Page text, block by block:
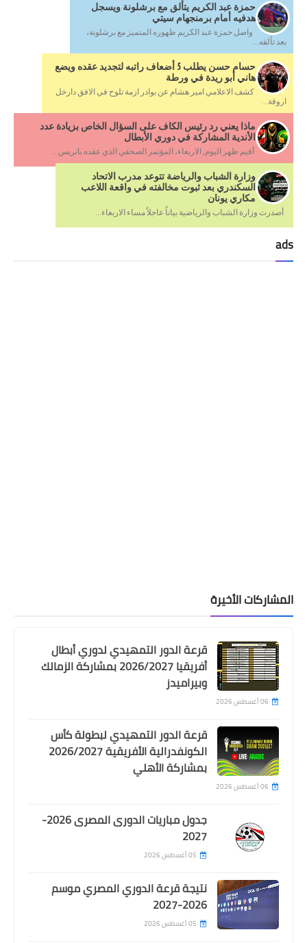
حمزة عبد الكريم يتألق مع برشلونة ويسجل
هدفيه أمام برمنجهام سيتي
واصل حمزة عبد الكريم ظهوره المتميز مع برشلونة،
بعد تألقه...
حسام حسن يطلب 5 أضعاف راتبه لتجديد عقده ويضع
هاني أبو ريدة في ورطة
كشف الاعلامي امير هشام عن بوادر ازمة تلوح في الافق دارخل
اروقة...
ماذا يعني رد رئيس الكاف على السؤال الخاص بزيادة عدد
الأندية المشاركة في دوري الأبطال
أقيم ظهر اليوم, الاربعاء، المؤتمر الصحفي الذي عقده باتريس...
وزارة الشباب والرياضة تتوعد مدرب الاتحاد
السكندري بعد ثبوت مخالفته في واقعة اللاعب
مكاري يونان
أصدرت وزارة الشباب والرياضية بياناُ عاجلاً مساء الاربعاء...
ads
المشاركات الأخيرة
قرعة الدور التمهيدي لدوري أبطال
أفريقيا 2026/2027 بمشاركة الزمالك
وبيراميدز
06 أغسطس 2026
قرعة الدور التمهيدي لبطولة كأس
الكونفدرالية الأفريقية 2026/2027
بمشاركة الأهلي
06 أغسطس 2026
جدول مباريات الدورى المصرى 2026-
2027
05 أغسطس 2026
نتيجة قرعة الدوري المصري موسم
2026-2027
05 أغسطس 2026